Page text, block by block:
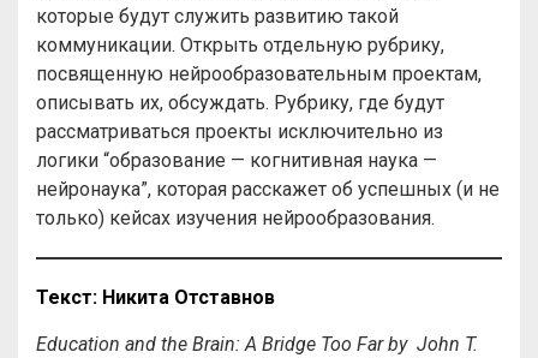
которые будут служить развитию такой
коммуникации. Открыть отдельную рубрику,
посвященную нейрообразовательным проектам,
описывать их, обсуждать. Рубрику, где будут
рассматриваться проекты исключительно из
логики “образование — когнитивная наука —
нейронаука”, которая расскажет об успешных (и не
только) кейсах изучения нейрообразования.
Текст: Никита Отставнов
Education and the Brain: A Bridge Too Far by John T.